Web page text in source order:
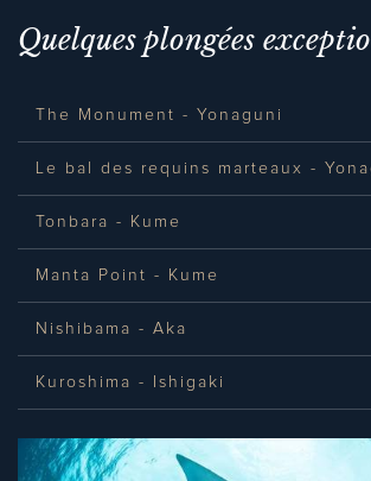
Quelques plongées
The Monument - Yonaguni
Le bal des requins marteaux -
Tonbara - Kume
Manta Point - Kume
Nishibama - Aka
Kuroshima - Ishigaki